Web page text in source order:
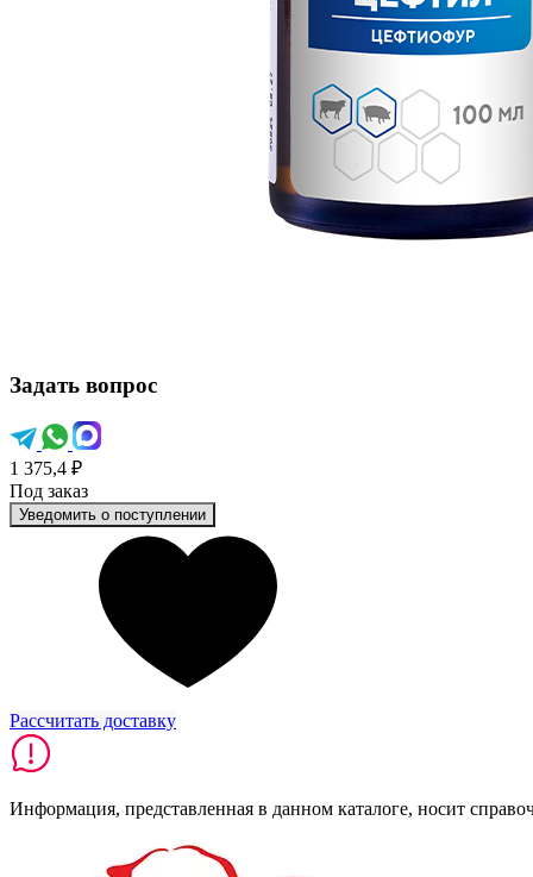
Задать вопрос
1 375,4 ₽
Под заказ
Уведомить о поступлении
Рассчитать доставку
Информация, представленная в данном каталоге, носит